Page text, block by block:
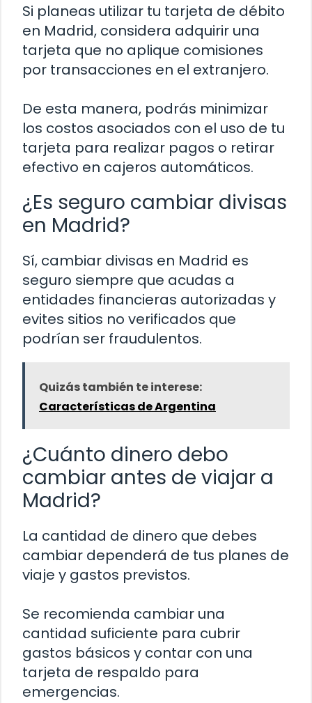
Si planeas utilizar tu tarjeta de débito
en Madrid, considera adquirir una
tarjeta que no aplique comisiones
por transacciones en el extranjero.
De esta manera, podrás minimizar
los costos asociados con el uso de tu
tarjeta para realizar pagos o retirar
efectivo en cajeros automáticos.
¿Es seguro cambiar divisas
en Madrid?
Sí, cambiar divisas en Madrid es
seguro siempre que acudas a
entidades financieras autorizadas y
evites sitios no verificados que
podrían ser fraudulentos.
Quizás también te interese:
Características de Argentina
¿Cuánto dinero debo
cambiar antes de viajar a
Madrid?
La cantidad de dinero que debes
cambiar dependerá de tus planes de
viaje y gastos previstos.
Se recomienda cambiar una
cantidad suficiente para cubrir
gastos básicos y contar con una
tarjeta de respaldo para
emergencias.